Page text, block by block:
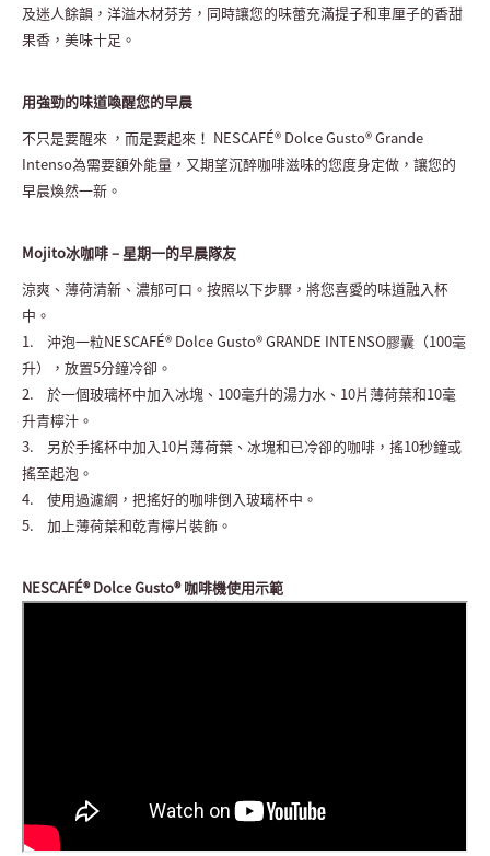
及迷人餘韻，洋溢木材芬芳，同時讓您的味蕾充滿提子和車厘子的香甜
果香，美味十足。
用強勁的味道喚醒您的早晨
不只是要醒來 ，而是要起來！ NESCAFÉ® Dolce Gusto® Grande
Intenso為需要額外能量，又期望沉醉咖啡滋味的您度身定做，讓您的
早晨煥然一新。
Mojito冰咖啡 – 星期一的早晨隊友
涼爽、薄荷清新、濃郁可口。按照以下步驟，將您喜愛的味道融入杯
中。
1. 沖泡一粒NESCAFÉ® Dolce Gusto® GRANDE INTENSO膠囊（100毫
升），放置5分鐘冷卻。
2. 於一個玻璃杯中加入冰塊、100毫升的湯力水、10片薄荷葉和10毫
升青檸汁。
3. 另於手搖杯中加入10片薄荷葉、冰塊和已冷卻的咖啡，搖10秒鐘或
搖至起泡。
4. 使用過濾網，把搖好的咖啡倒入玻璃杯中。
5. 加上薄荷葉和乾青檸片裝飾。
NESCAFÉ® Dolce Gusto® 咖啡機使用示範